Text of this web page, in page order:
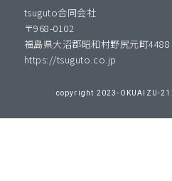
tsuguto合同会社
〒968-0102
福島県大沼郡昭和村野尻元町4488
https://tsuguto.co.jp
copyright 2023-OKUAIZU-